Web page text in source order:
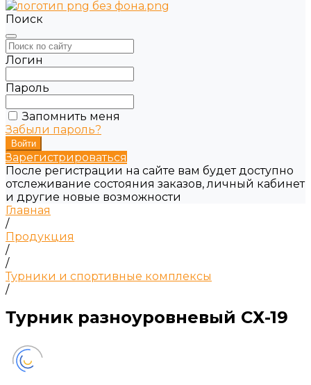
Поиск
Логин
Пароль
Запомнить меня
Забыли пароль?
Зарегистрироваться
После регистрации на сайте вам будет доступно
отслеживание состояния заказов, личный кабинет
и другие новые возможности
Главная
/
Продукция
/
/
Турники и спортивные комплексы
/
Турник разноуровневый СХ-19